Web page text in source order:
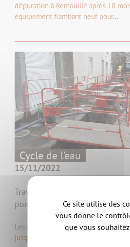
d’épuration à Remouillé après 18
équipement flambant neuf pour…
Cycle de l’eau
15/11/2022
Travaux sur les canalisations
pommiers à Clisson
Les travaux sur les réseaux se
jusqu’à fin mars 2023 pour installer
Ce site utilise des
vous donne le
que vous